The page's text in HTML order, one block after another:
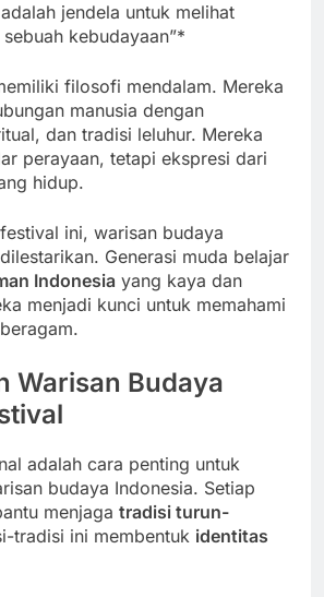
jendela untuk melihat
kebudayaan”*
filosofi mendalam. Mereka
manusia dengan
dan tradisi leluhur. Mereka
perayaan, tetapi ekspresi dari
hidup.
ini, warisan budaya
Generasi muda belajar
Indonesia yang kaya dan
menjadi kunci untuk memahami
Warisan Budaya
adalah cara penting untuk
budaya Indonesia. Setiap
menjaga tradisi turun-
tradisi ini membentuk identitas